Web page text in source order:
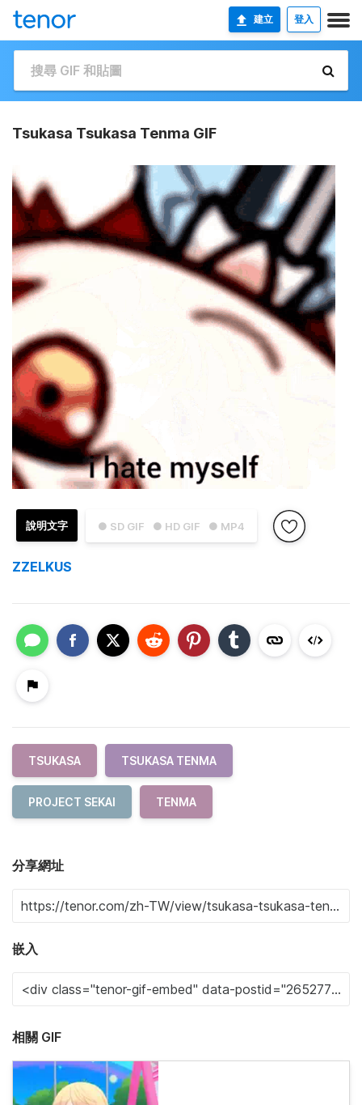
建立 登入
Tsukasa Tsukasa Tenma GIF
● SD GIF ● HD GIF ● MP4
說明文字
ZZELKUS
TSUKASA TSUKASA TENMA
PROJECT SEKAI TENMA
分享網址
嵌入
相關 GIF